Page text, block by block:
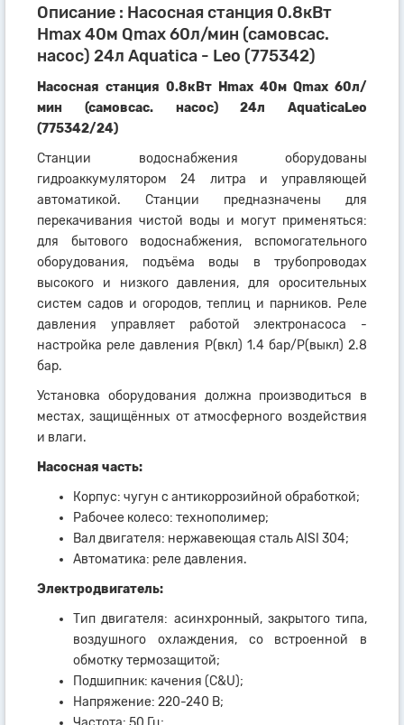
Описание : Насосная станция 0.8кВт
Hmax 40м Qmax 60л/мин (самовсас.
насос) 24л Aquatica - Leo (775342)
Насосная станция 0.8кВт Hmax 40м Qmax 60л/
мин (самовсас. насос) 24л AquaticaLeo
(775342/24)
Станции водоснабжения оборудованы
гидроаккумулятором 24 литра и управляющей
автоматикой. Станции предназначены для
перекачивания чистой воды и могут применяться:
для бытового водоснабжения, вспомогательного
оборудования, подъёма воды в трубопроводах
высокого и низкого давления, для оросительных
систем садов и огородов, теплиц и парников. Реле
давления управляет работой электронасоса -
настройка реле давления Р(вкл) 1.4 бар/Р(выкл) 2.8
бар.
Установка оборудования должна производиться в
местах, защищённых от атмосферного воздействия
и влаги.
Насосная часть:
Корпус: чугун с антикоррозийной обработкой;
Рабочее колесо: технополимер;
Вал двигателя: нержавеющая сталь AISI 304;
Автоматика: реле давления.
Электродвигатель:
Тип двигателя: асинхронный, закрытого типа,
воздушного охлаждения, со встроенной в
обмотку термозащитой;
Подшипник: качения (C&U);
Напряжение: 220-240 В;